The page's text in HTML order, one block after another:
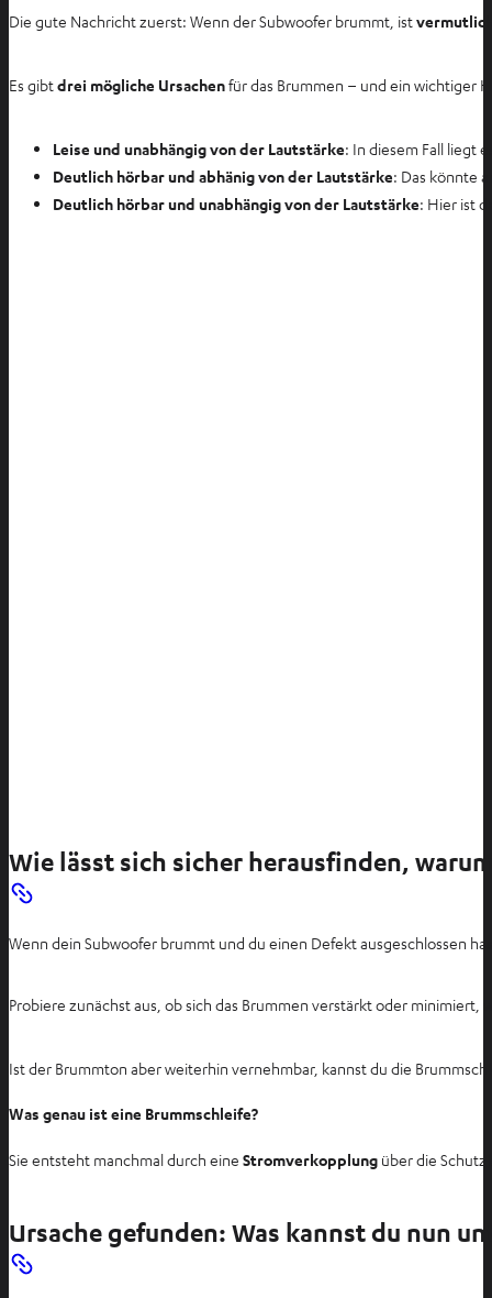
T
b
f
n
e
Die gute Nachricht zuerst: Wenn der Subwoofer brummt, ist
Es gibtdrei mögliche Ursachenfür das Brummen – und ein wichtiger
Leise und unabhängig von der Lautstärke: In diesem Fall liegt
Deutlich hörbar und abhänig von der Lautstärke: Das könnte
Deutlich hörbar und unabhängig von der Lautstärke: Hier ist
Wie lässt sich sicher herausfinden,
Wenn dein Subwoofer brummt und du einen Defekt ausgeschlossen
Probiere zunächst aus, ob sich das Brummen verstärkt oder
Ist der Brummton aber weiterhin vernehmbar, kannst du die
Was genau ist eine Brummschleife?
Sie entsteht manchmal durch eine Stromverkopplung über die
Ursache gefunden: Was kannst du nun